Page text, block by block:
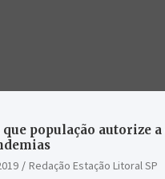
população autorize
Redação Estação Litoral SP